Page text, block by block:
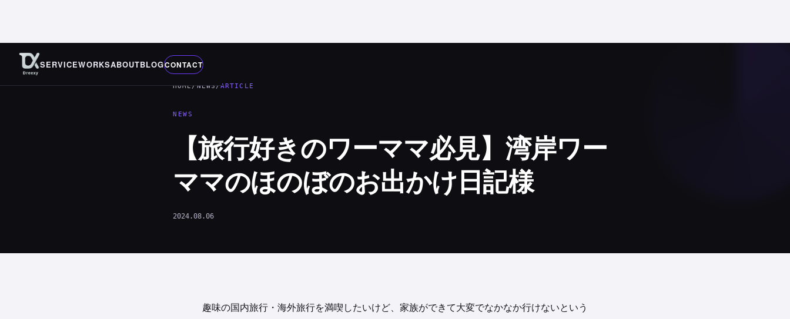
SERVICEWORKSABOUTBLOGCONTACT
HOME/NEWS/ARTICLE
NEWS
【旅行好きのワーママ必見】湾岸ワー
ママのほのぼのお出かけ日記様
2024.08.06
趣味の国内旅行・海外旅行を満喫したいけど、家族ができて大変でなかなか行けないという